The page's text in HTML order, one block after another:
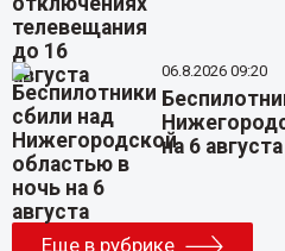
06.8.2026 09:20
на 6 августа
Еще в рубрике